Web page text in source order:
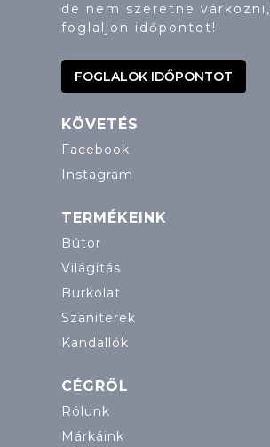
de nem szeretne várkozni,
foglaljon időpontot!
FOGLALOK IDŐPONTOT
KÖVETÉS
Facebook
Instagram
TERMÉKEINK
Bútor
Világítás
Burkolat
Szaniterek
Kandallók
CÉGRŐL
Rólunk
Márkáink